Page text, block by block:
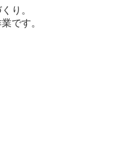
り。
です。